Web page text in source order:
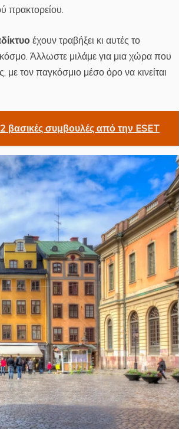
πρακτορείου.
έχουν τραβήξει κι αυτές το
Άλλωστε μιλάμε για μια χώρα που
τον παγκόσμιο μέσο όρο να κινείται
βασικές συμβουλές από την ESET